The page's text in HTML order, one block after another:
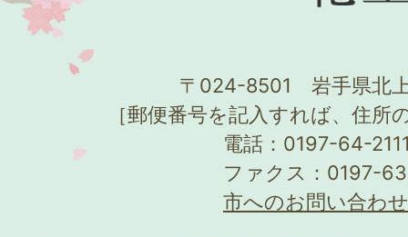
〒024-8501 岩手県北
［郵便番号を記入すれば、住所
電話：0197-64-
ファクス：0197-
市へのお問い合わ